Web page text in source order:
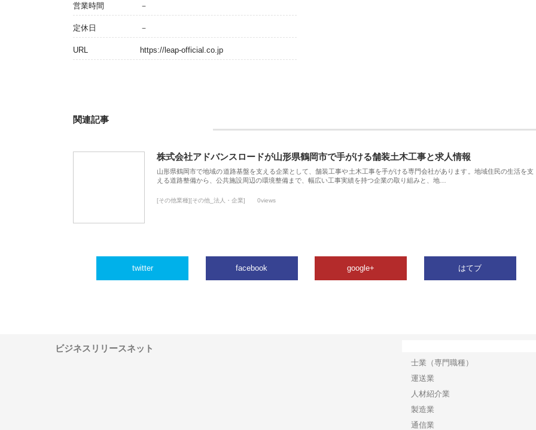
営業時間 －
定休日 －
URL https://leap-official.co.jp
関連記事
株式会社アドバンスロードが山形県鶴岡市で手がける舗装土木工事と求人情報
山形県鶴岡市で地域の道路基盤を支える企業として、舗装工事や土木工事を手がける専門会社があります。地域住民の生活を支
える道路整備から、公共施設周辺の環境整備まで、幅広い工事実績を持つ企業の取り組みと、地…
[その他業種][その他_法人・企業] 0views
twitter facebook google+ はてブ
ビジネスリリースネット
士業（専門職種）
運送業
人材紹介業
製造業
通信業